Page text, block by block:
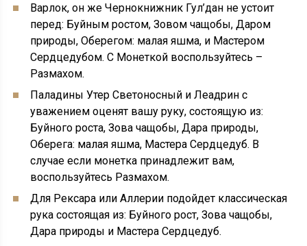
Варлок, он же Чернокнижник Гул’дан не устоит
перед: Буйным ростом, Зовом чащобы, Даром
природы, Оберегом: малая яшма, и Мастером
Сердцедубом. С Монеткой воспользуйтесь –
Размахом.
Паладины Утер Светоносный и Леадрин с
уважением оценят вашу руку, состоящую из:
Буйного роста, Зова чащобы, Дара природы,
Оберега: малая яшма, Мастера Сердцедуб. В
случае если монетка принадлежит вам,
воспользуйтесь Размахом.
Для Рексара или Аллерии подойдет классическая
рука состоящая из: Буйного рост, Зова чащобы,
Дара природы и Мастера Сердцедуб.